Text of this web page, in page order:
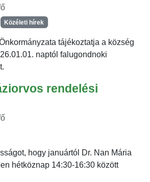
Közéleti hírek
tájékoztatja a község
naptól falugondnoki
rendelési
hogy januártól Dr. Nan Mária
hétköznap 14:30-16:30 között